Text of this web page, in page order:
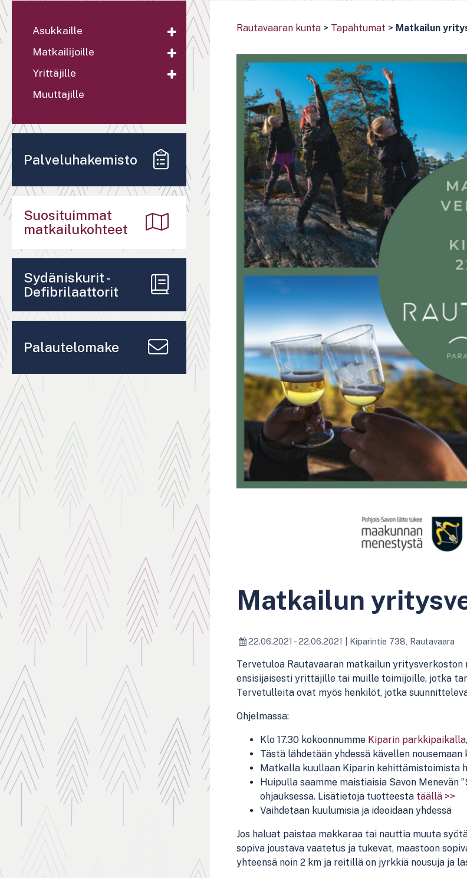
Rautavaaran kunta > Tapahtumat > Matkailun
Matkailun
22.06.2021 - 22.06.2021 Kiparintie 738, Rautavaara
Tervetuloa Rautavaaran matkailun
ensisijaisesti yrittäjille tai muille toimijoille, jotka
Tervetulleita ovat myös henkilöt, jotka
Ohjelmassa:
Klo 17.30 kokoonnumme Kiparin parkkipaikalla
Tästä lähdetään yhdessä kävellen
Matkalla kuullaan Kiparin kehittämistoimista
Huipulla saamme maistiaisia Savon Menevän
ohjauksessa. Lisätietoja tuotteesta täällä >>
Vaihdetaan kuulumisia ja ideoidaan yhdessä
Jos haluat paistaa makkaraa tai nauttia muuta
sopiva joustava vaatetus ja tukevat, maastoon
yhteensä noin 2 km ja reitillä on jyrkkiä nousuja ja
Asukkaille
Matkailijoille
Yrittäjille
Muuttajille
Palveluhakemisto
Suosituimmat
matkailukohteet
Sydäniskurit -
Defibrilaattorit
Palautelomake